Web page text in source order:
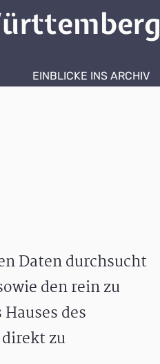
EINBLICKE INS ARCHIV
Daten durchsucht
den rein zu
des
zu